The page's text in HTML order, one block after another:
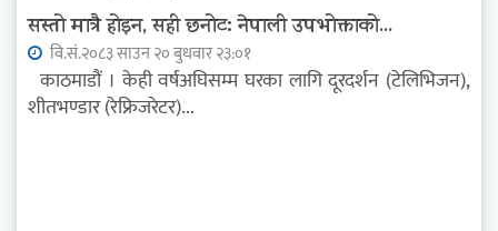
सस्तो मात्रै होइन, सही छनोट: नेपाली उपभोक्ताको...
वि.सं.२०८३ साउन २० बुधवार २३:०१
काठमाडौं । केही वर्षअघिसम्म घरका लागि दूरदर्शन (टेलिभिजन),
शीतभण्डार (रेफ्रिजरेटर)...